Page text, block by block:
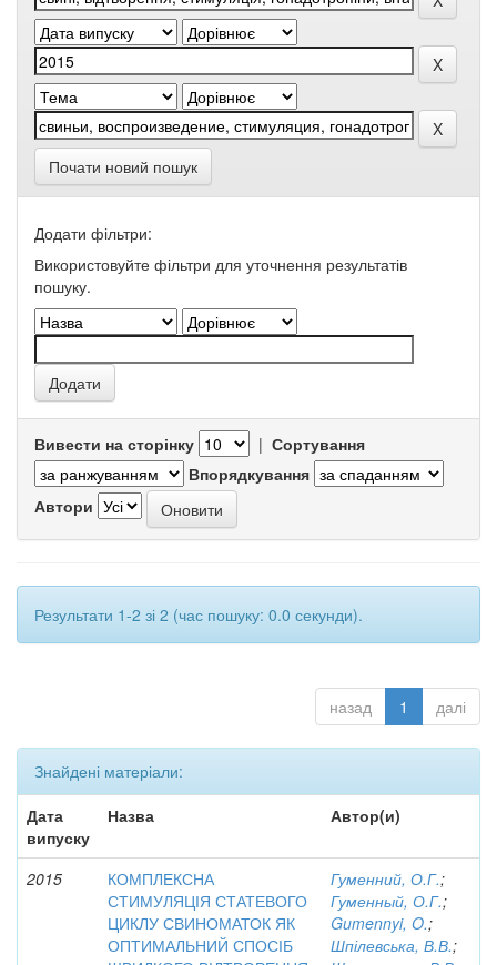
Почати новий пошук
Додати фільтри:
Використовуйте фільтри для уточнення результатів
пошуку.
Вивести на сторінку | Сортування
Впорядкування
Автори
Результати 1-2 зі 2 (час пошуку: 0.0 секунди).
назад 1 далі
Знайдені матеріали:
Дата
випуску
Назва Автор(и)
2015
КОМПЛЕКСНА
СТИМУЛЯЦІЯ СТАТЕВОГО
ЦИКЛУ СВИНОМАТОК ЯК
ОПТИМАЛЬНИЙ СПОСІБ
Гуменний, О.Г.;
Гуменный, О.Г.;
Gumennyi, O.;
Шпілевська, В.В.;